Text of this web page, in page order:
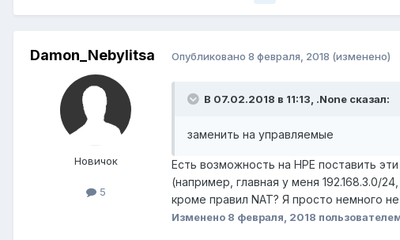
Damon_Nebylitsa
Новичок
5
Опубликовано 8 февраля, 2018 (изменено)
В 07.02.2018 в 11:13, .None сказал:
заменить на управляемые
Есть возможность на HPE поставить
(например, главная у меня 192.168.3.0/
кроме правил NAT? Я просто немного
Изменено 8 февраля, 2018